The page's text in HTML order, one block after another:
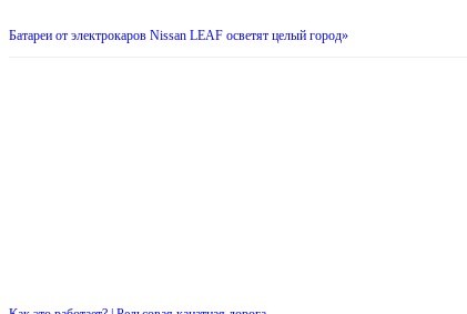
Батареи от электрокаров Nissan LEAF осветят целый город»